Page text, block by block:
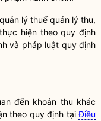
lý thuếquản lý thu,
hiện theo quy định
và pháp luật quy định
đến khoản thu khác
theo quy định tạiĐiều